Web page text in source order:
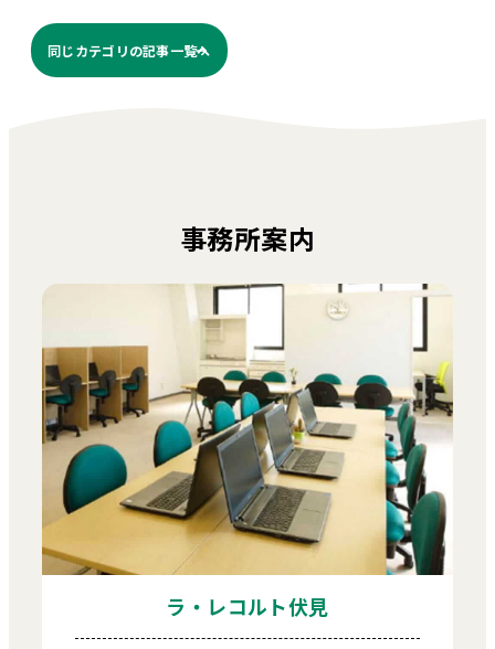
同じカテゴリの記事⼀覧へ
事務所案内
ラ・レコルト伏見